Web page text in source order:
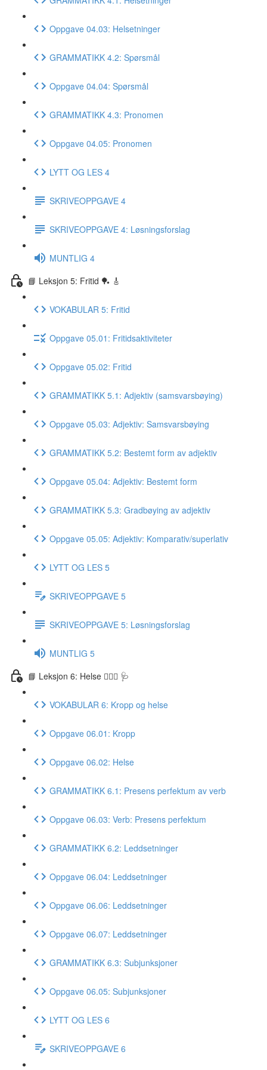
Oppgave 04.03: Helsetninger
GRAMMATIKK 4.2: Spørsmål
Oppgave 04.04: Spørsmål
GRAMMATIKK 4.3: Pronomen
Oppgave 04.05: Pronomen
LYTT OG LES 4
SKRIVEOPPGAVE 4
SKRIVEOPPGAVE 4: Løsningsforslag
MUNTLIG 4
📘 Leksjon 5: Fritid 🏓 🎸
VOKABULAR 5: Fritid
Oppgave 05.01: Fritidsaktiviteter
Oppgave 05.02: Fritid
GRAMMATIKK 5.1: Adjektiv (samsvarsbøying)
Oppgave 05.03: Adjektiv: Samsvarsbøying
GRAMMATIKK 5.2: Bestemt form av adjektiv
Oppgave 05.04: Adjektiv: Bestemt form
GRAMMATIKK 5.3: Gradbøying av adjektiv
Oppgave 05.05: Adjektiv: Komparativ/superlativ
LYTT OG LES 5
SKRIVEOPPGAVE 5
SKRIVEOPPGAVE 5: Løsningsforslag
MUNTLIG 5
📘 Leksjon 6: Helse 🏃🏻‍♀️ 🩺
VOKABULAR 6: Kropp og helse
Oppgave 06.01: Kropp
Oppgave 06.02: Helse
GRAMMATIKK 6.1: Presens perfektum av verb
Oppgave 06.03: Verb: Presens perfektum
GRAMMATIKK 6.2: Leddsetninger
Oppgave 06.04: Leddsetninger
Oppgave 06.06: Leddsetninger
Oppgave 06.07: Leddsetninger
GRAMMATIKK 6.3: Subjunksjoner
Oppgave 06.05: Subjunksjoner
LYTT OG LES 6
SKRIVEOPPGAVE 6